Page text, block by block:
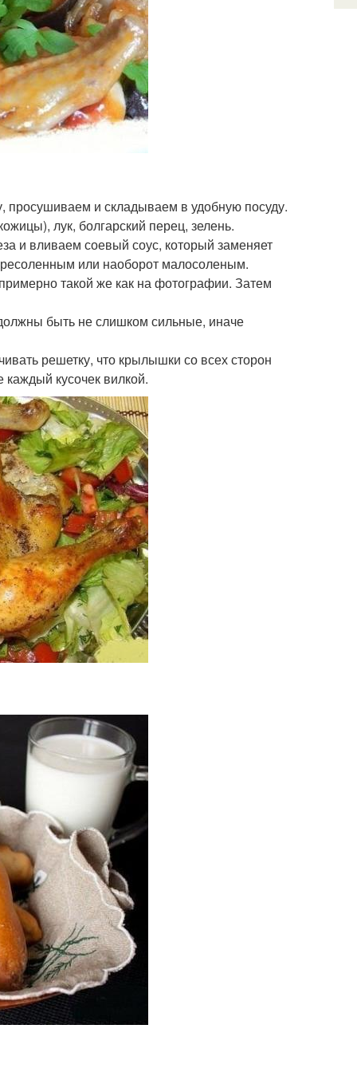
и складываем в удобную посуду.
лук, болгарский перец, зелень.
и вливаем соевый соус, который заменяет
или наоборот малосоленым.
такой же как на фотографии. Затем
быть не слишком сильные, иначе
решетку, что крылышки со всех сторон
кусочек вилкой.